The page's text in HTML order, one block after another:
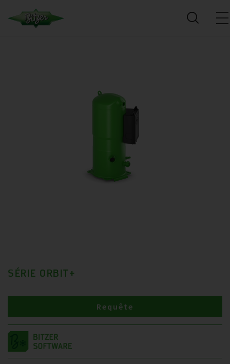
SÉRIE ORBIT+
Requête